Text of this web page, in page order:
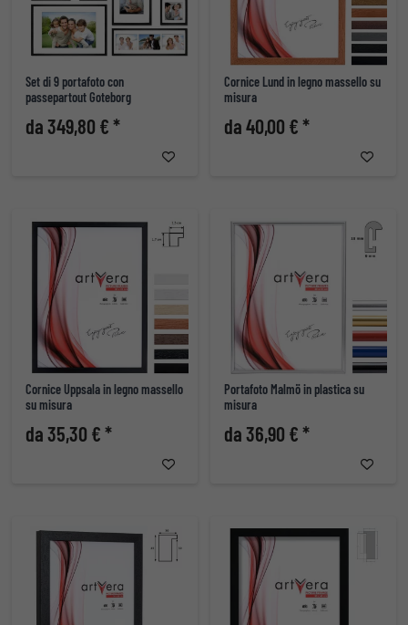
Set di 9 portafoto con
passepartout Goteborg
da 349,80 € *
Cornice Lund in legno massello su
misura
da 40,00 € *
Cornice Uppsala in legno massello
su misura
da 35,30 € *
Portafoto Malmö in plastica su
misura
da 36,90 € *